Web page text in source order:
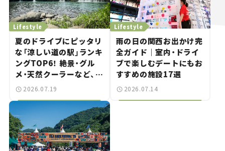
Lifestyle
夏のドライブにピッタリ
な「涼しい道の駅」ランキ
ングTOP6！ 絶景・グル
メ・天然クーラーなど、避
暑におすすめのスポット
推し駅ガイド】vol.15
2026.07.19
Lifestyle
雨の日の関西お出かけ完
全ガイド｜室内・ドライ
ブで楽しむデートにもお
すすめの施設17選
2026.07.14